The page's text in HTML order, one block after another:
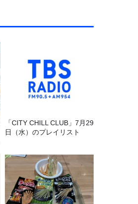
「CITY CHILL CLUB」7月29
日（水）のプレイリスト